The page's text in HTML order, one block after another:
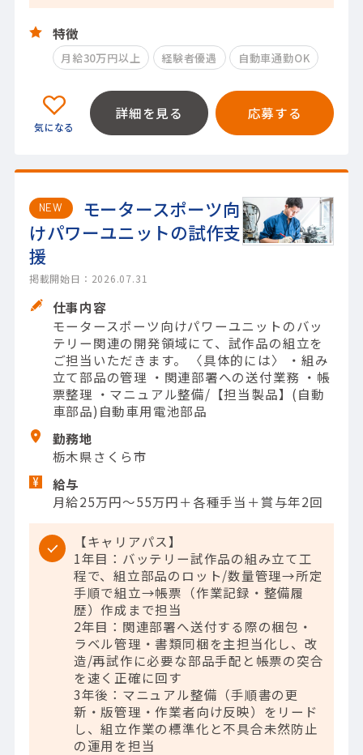
特徴
月給30万円以上 経験者優遇 自動車通勤OK
詳細を見る 応募する
NEW
モータースポーツ向
けパワーユニットの試作支
援
掲載開始日：2026.07.31
仕事内容
モータースポーツ向けパワーユニットのバッ
テリー関連の開発領域にて、試作品の組立を
ご担当いただきます。 〈具体的には〉 ・組み
立て部品の管理 ・関連部署への送付業務 ・帳
票整理 ・マニュアル整備/【担当製品】(自動
車部品)自動車用電池部品
勤務地
栃木県さくら市
給与
月給25万円～55万円＋各種手当＋賞与年2回
【キャリアパス】
1年目：バッテリー試作品の組み立て工
程で、組立部品のロット/数量管理→所定
手順で組立→帳票（作業記録・整備履
歴）作成まで担当
2年目：関連部署へ送付する際の梱包・
ラベル管理・書類同梱を主担当化し、改
造/再試作に必要な部品手配と帳票の突合
を速く正確に回す
3年後：マニュアル整備（手順書の更
新・版管理・作業者向け反映）をリード
し、組立作業の標準化と不具合未然防止
の運用を担当